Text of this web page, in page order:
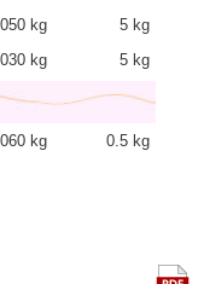
kg
5 kg
kg 5 kg
kg 0.5 kg